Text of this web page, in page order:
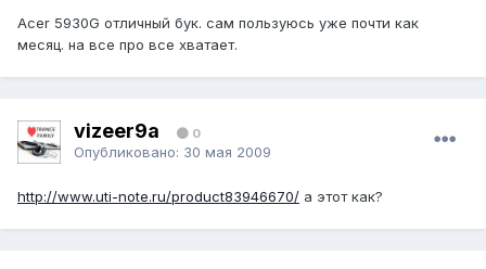
Acer 5930G отличный бук. сам пользуюсь уже почти как
месяц. на все про все хватает.
vizeer9a 0
Опубликовано: 30 мая 2009
http://www.uti-note.ru/product83946670/ а этот как?